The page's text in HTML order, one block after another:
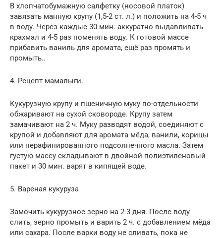
В хлопчатобумажную салфетку (носовой платок)
завязать манную крупу (1,5-2 ст. л.) и положить на 4-5 ч
в воду. Через каждые 30 мин. аккуратно выдавливать
крахмал и 4-5 раз поменять воду. К готовой массе
прибавить ваниль для аромата, ещё раз промять и
промыть..
4. Рецепт мамалыги.
Кукурузную крупу и пшеничную муку по-отдельности
обжаривают на сухой сковороде. Крупу затем
замачивают на 2 ч. Муку разводят водой, соединяют с
крупой и добавляют для аромата мёда, ванили, корицы
или нерафинированного подсолнечного масла. Затем
густую массу складывают в двойной полиэтиленовый
пакет и 30 мин. варят в кипящей воде.
5. Вареная кукуруза
Замочить кукурузное зерно на 2-3 дня. После воду
слить, зерно промыть и варить 2 ч. с добавлением мёда
или сахара. После варки воду не сливать, пока не